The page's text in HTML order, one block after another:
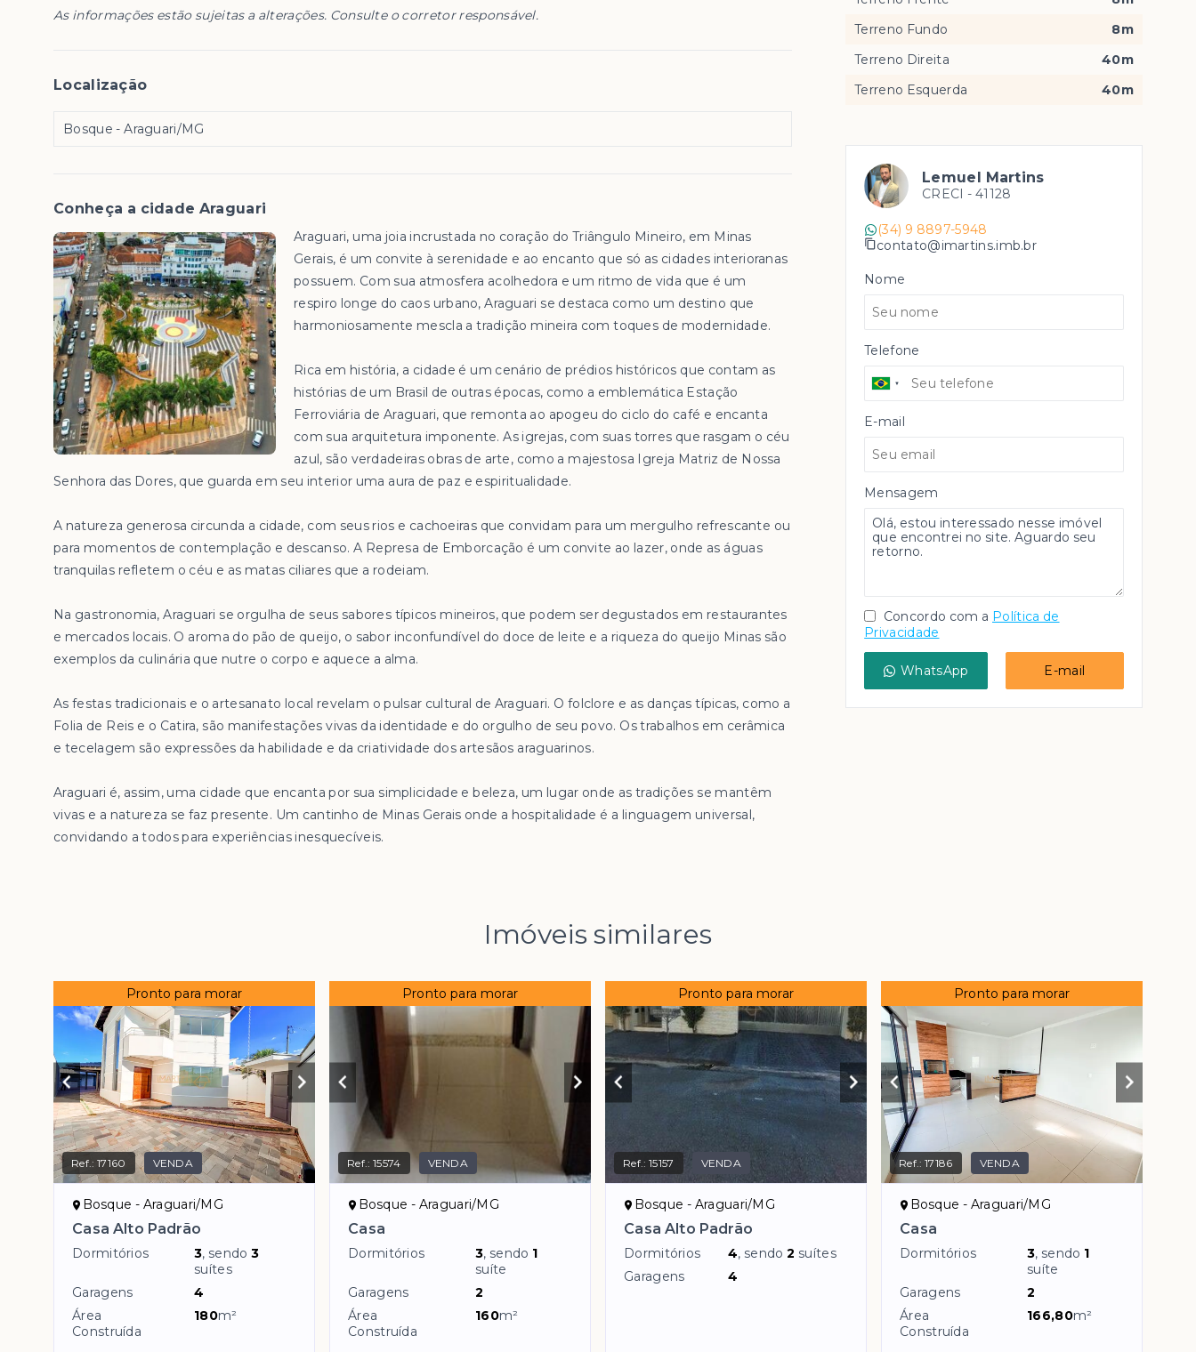
As informações estão sujeitas a alterações. Consulte o corretor responsável.
Localização
Bosque - Araguari/MG
Conheça a cidade Araguari
Araguari, uma joia incrustada no coração do Triângulo Mineiro, em Minas
Gerais, é um convite à serenidade e ao encanto que só as cidades interioranas
possuem. Com sua atmosfera acolhedora e um ritmo de vida que é um
respiro longe do caos urbano, Araguari se destaca como um destino que
harmoniosamente mescla a tradição mineira com toques de modernidade.
Rica em história, a cidade é um cenário de prédios históricos que contam as
histórias de um Brasil de outras épocas, como a emblemática Estação
Ferroviária de Araguari, que remonta ao apogeu do ciclo do café e encanta
com sua arquitetura imponente. As igrejas, com suas torres que rasgam o céu
azul, são verdadeiras obras de arte, como a majestosa Igreja Matriz de Nossa
Senhora das Dores, que guarda em seu interior uma aura de paz e espiritualidade.
A natureza generosa circunda a cidade, com seus rios e cachoeiras que convidam para um mergulho refrescante ou
para momentos de contemplação e descanso. A Represa de Emborcação é um convite ao lazer, onde as águas
tranquilas refletem o céu e as matas ciliares que a rodeiam.
Na gastronomia, Araguari se orgulha de seus sabores típicos mineiros, que podem ser degustados em restaurantes
e mercados locais. O aroma do pão de queijo, o sabor inconfundível do doce de leite e a riqueza do queijo Minas são
exemplos da culinária que nutre o corpo e aquece a alma.
As festas tradicionais e o artesanato local revelam o pulsar cultural de Araguari. O folclore e as danças típicas, como a
Folia de Reis e o Catira, são manifestações vivas da identidade e do orgulho de seu povo. Os trabalhos em cerâmica
e tecelagem são expressões da habilidade e da criatividade dos artesãos araguarinos.
Araguari é, assim, uma cidade que encanta por sua simplicidade e beleza, um lugar onde as tradições se mantêm
vivas e a natureza se faz presente. Um cantinho de Minas Gerais onde a hospitalidade é a linguagem universal,
convidando a todos para experiências inesquecíveis.
Terreno Fundo
8m
Terreno Direita
40m
Terreno Esquerda
40m
Lemuel Martins
CRECI -41128
(34) 9 8897-5948
contato@imartins.imb.br
Nome
Telefone
E-mail
Mensagem
Concordo com a Política de
Privacidade
WhatsApp E-mail
Imóveis similares
Pronto para morar
Ref.:17160 VENDA
Bosque - Araguari/MG
Casa Alto Padrão
Dormitórios 3, sendo3
suítes
Garagens
4
Área
Construída
180m²
Pronto para morar
Ref.:15574 VENDA
Bosque - Araguari/MG
Casa
Dormitórios 3, sendo 1
suíte
Garagens
2
Área
Construída
160m²
Pronto para morar
Ref.:15157 VENDA
Bosque - Araguari/MG
Casa Alto Padrão
Dormitórios 4, sendo2 suítes
Garagens
4
Pronto para morar
Ref.:17186 VENDA
Bosque - Araguari/MG
Casa
Dormitórios 3, sendo 1
suíte
Garagens
2
Área
Construída
166,80m²